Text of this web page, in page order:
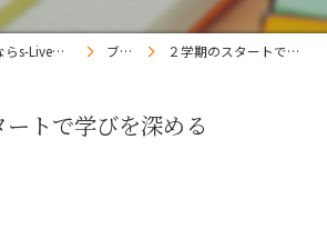
京都府京都市の塾ならs-Liveきょうと梅小路校 ブログ ２学期のスタートで学びを深める
ートで学びを深める